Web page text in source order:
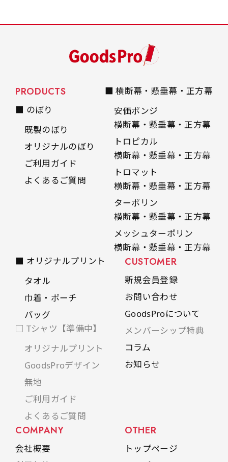
PRODUCTS
■ のぼり
既製のぼり
オリジナルのぼり
ご利用ガイド
よくあるご質問
■ 横断幕・懸垂幕・正方幕
安価ポンジ
横断幕・懸垂幕・正方幕
トロピカル
横断幕・懸垂幕・正方幕
トロマット
横断幕・懸垂幕・正方幕
ターポリン
横断幕・懸垂幕・正方幕
メッシュターポリン
横断幕・懸垂幕・正方幕
■ オリジナルプリント
タオル
巾着・ポーチ
バッグ
□ Tシャツ【準備中】
オリジナルプリント
GoodsProデザイン
無地
ご利用ガイド
よくあるご質問
CUSTOMER
新規会員登録
お問い合わせ
GoodsProについて
メンバーシップ特典
コラム
お知らせ
COMPANY
会社概要
OTHER
トップページ